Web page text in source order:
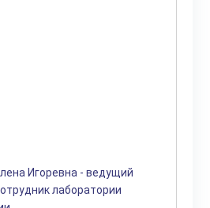
Игоревна - ведущий
лаборатории